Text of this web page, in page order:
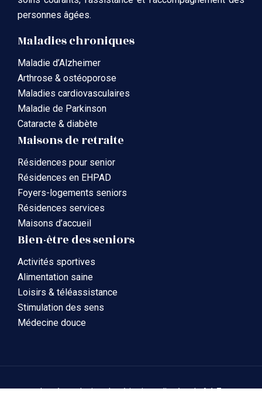
personnes âgées.
Maladies chroniques
Maladie d’Alzheimer
Arthrose & ostéoporose
Maladies cardiovasculaires
Maladie de Parkinson
Cataracte & diabète
Maisons de retraite
Résidences pour senior
Résidences en EHPAD
Foyers-logements seniors
Résidences services
Maisons d’accueil
Bien-être des seniors
Activités sportives
Alimentation saine
Loisirs & téléassistance
Stimulation des sens
Médecine douce
La gérontologie et la gériatrie expliquées de A à Z